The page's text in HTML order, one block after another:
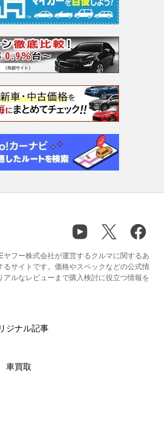
フー株式会社が運営するクルマに関するあ
るサイトです。価格やスペックなどの公式情
ルなレビューまで購入検討に役立つ情報を
ジナル記事
車買取